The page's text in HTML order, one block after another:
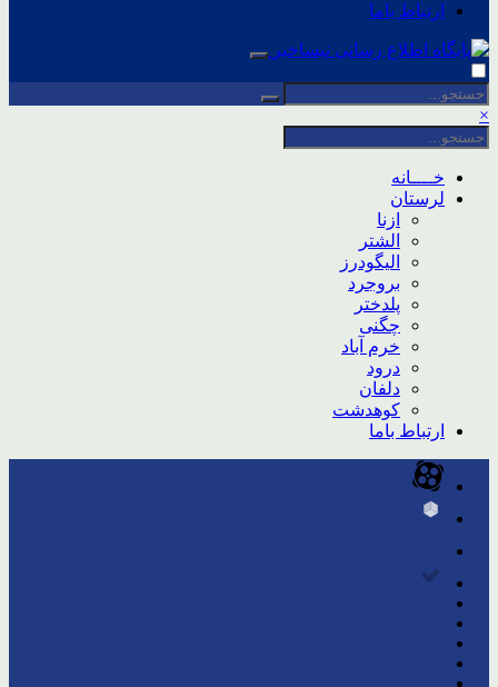
ارتباط باما
×
خــــانه
لرستان
ازنا
الشتر
الیگودرز
بروجرد
پلدختر
چگنی
خرم آباد
درود
دلفان
کوهدشت
ارتباط باما